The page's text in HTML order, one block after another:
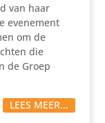
van haar
evenement
om de
die
de Groep
LEES MEER...